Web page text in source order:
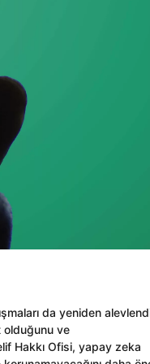
da yeniden
olduğunu ve
Hakkı Ofisi, yapay zeka